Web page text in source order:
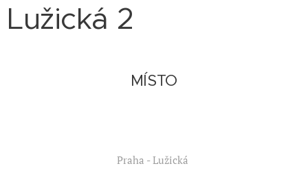
Lužická 2
MÍSTO
Praha - Lužická